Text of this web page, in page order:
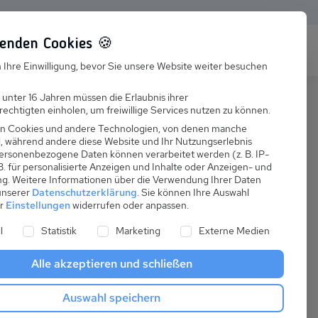
Suchen
Karriere
Ausbildung
ab
pro Nacht
Anreise
Cookies 🍪
Einwilligung, bevor Sie unsere Website weiter besuchen
16 Jahren müssen die Erlaubnis ihrer
einholen, um freiwillige Services nutzen zu können.
Cookies und andere Technologien, von denen manche
während andere diese Website und Ihr Nutzungserlebnis
Daten können verarbeitet werden (z. B. IP-
für personalisierte Anzeigen und Inhalte oder Anzeigen- und
Weitere Informationen über die Verwendung Ihrer Daten
Datenschutzerklärung. Sie können Ihre Auswahl
Einstellungenwiderrufen oder anpassen.
Liste der Service-Gruppen, für die eine Einwilligung
Statistik Marketing Externe Medien
Alle akzeptieren und schließen
Auswahl speichern